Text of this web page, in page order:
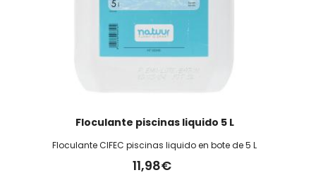
Floculante piscinas liquido 5 L
Floculante CIFEC piscinas liquido en bote de 5 L
11,98€